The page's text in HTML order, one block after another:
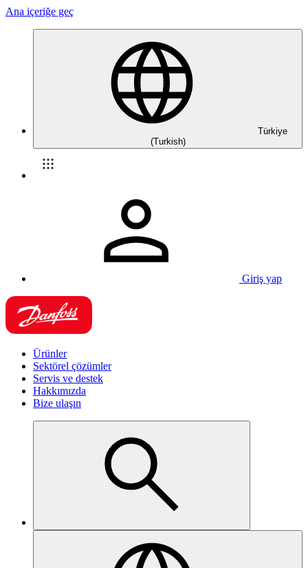
Ana içeriğe geç
Türkiye
(Turkish)
Giriş yap
Ürünler
Sektörel çözümler
Servis ve destek
Hakkımızda
Bize ulaşın